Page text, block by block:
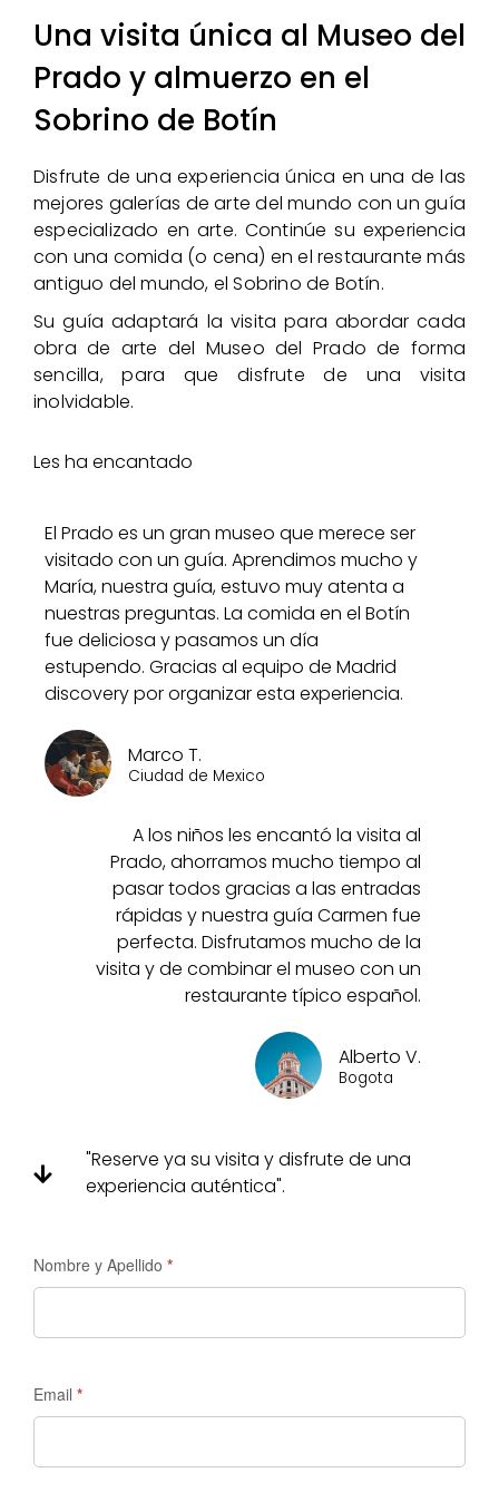
Una visita única al Museo del
Prado y almuerzo en el
Sobrino de Botín
Disfrute de una experiencia única en una de las
mejores galerías de arte del mundo con un guía
especializado en arte. Continúe su experiencia
con una comida (o cena) en el restaurante más
antiguo del mundo, el Sobrino de Botín.
Su guía adaptará la visita para abordar cada
obra de arte del Museo del Prado de forma
sencilla, para que disfrute de una visita
inolvidable.
Les ha encantado
El Prado es un gran museo que merece ser
visitado con un guía. Aprendimos mucho y
María, nuestra guía, estuvo muy atenta a
nuestras preguntas. La comida en el Botín
fue deliciosa y pasamos un día
estupendo. Gracias al equipo de Madrid
discovery por organizar esta experiencia.
Marco T.
Ciudad de Mexico
A los niños les encantó la visita al
Prado, ahorramos mucho tiempo al
pasar todos gracias a las entradas
rápidas y nuestra guía Carmen fue
perfecta. Disfrutamos mucho de la
visita y de combinar el museo con un
restaurante típico español.
Alberto V.
Bogota
"Reserve ya su visita y disfrute de una
experiencia auténtica".
de
Madrid
Tours
Nombre y Apellido *
Email *